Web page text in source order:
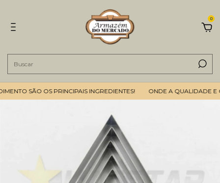
0
SÃO OS PRINCIPAIS INGREDIENTES! ONDE A QUALIDADE E O